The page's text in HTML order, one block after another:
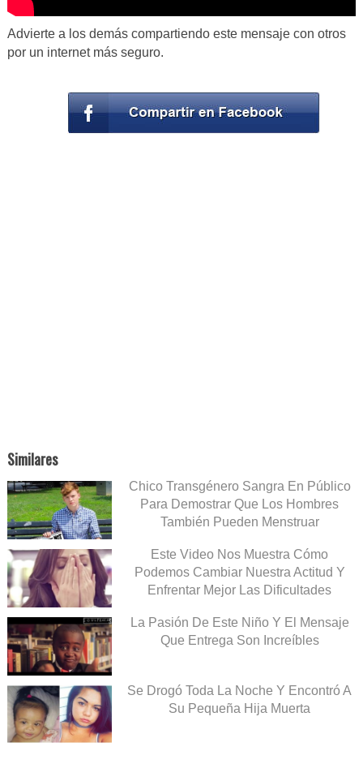
Advierte a los demás compartiendo este mensaje con otros
por un internet más seguro.
Similares
Chico Transgénero Sangra En Público
Para Demostrar Que Los Hombres
También Pueden Menstruar
Este Video Nos Muestra Cómo
Podemos Cambiar Nuestra Actitud Y
Enfrentar Mejor Las Dificultades
La Pasión De Este Niño Y El Mensaje
Que Entrega Son Increíbles
Se Drogó Toda La Noche Y Encontró A
Su Pequeña Hija Muerta